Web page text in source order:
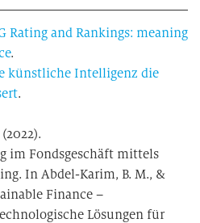
Rating and Rankings: meaning
.
künstliche Intelligenz die
.
im Fondsgeschäft mittels
In Abdel-Karim, B. M., &
Finance –
Lösungen für